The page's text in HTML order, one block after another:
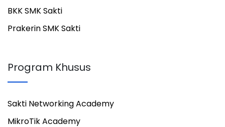
BKK SMK Sakti
Prakerin SMK Sakti
Program Khusus
Sakti Networking Academy
MikroTik Academy